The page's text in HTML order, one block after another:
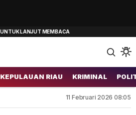
KEPULAUAN RIAU KRIMINAL
11 Februari 2026 08:05